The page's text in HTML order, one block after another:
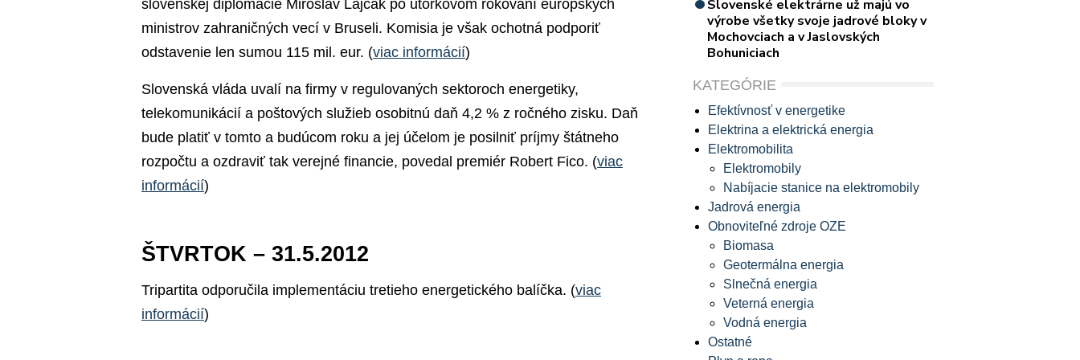
slovenskej diplomacie Miroslav Lajčák po utorkovom rokovaní európskych
ministrov zahraničných vecí v Bruseli. Komisia je však ochotná podporiť
odstavenie len sumou 115 mil. eur. (viac informácií)
Slovenská vláda uvalí na firmy v regulovaných sektoroch energetiky,
telekomunikácií a poštových služieb osobitnú daň 4,2 % z ročného zisku. Daň
bude platiť v tomto a budúcom roku a jej účelom je posilniť príjmy štátneho
rozpočtu a ozdraviť tak verejné financie, povedal premiér Robert Fico. (viac
informácií)
ŠTVRTOK – 31.5.2012
Tripartita odporučila implementáciu tretieho energetického balíčka. (viac
informácií)
Slovenské elektrárne už majú vo
výrobe všetky svoje jadrové bloky v
Mochovciach a v Jaslovských
Bohuniciach
KATEGÓRIE
Efektívnosť v energetike
Elektrina a elektrická energia
Elektromobilita
Elektromobily
Nabíjacie stanice na elektromobily
Jadrová energia
Obnoviteľné zdroje OZE
Biomasa
Geotermálna energia
Slnečná energia
Veterná energia
Vodná energia
Ostatné